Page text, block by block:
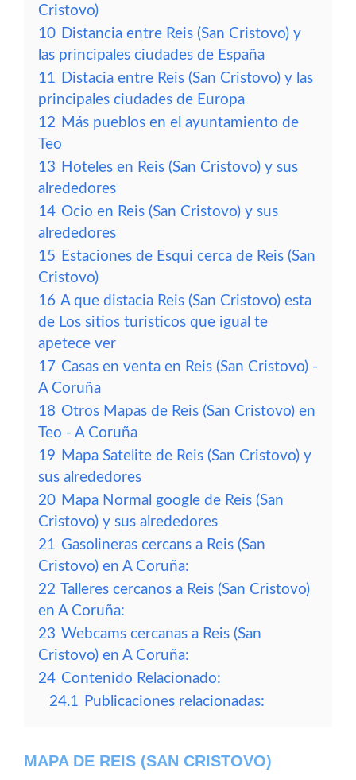
Cristovo)
10 Distancia entre Reis (San Cristovo) y
las principales ciudades de España
11 Distacia entre Reis (San Cristovo) y las
principales ciudades de Europa
12 Más pueblos en el ayuntamiento de
Teo
13 Hoteles en Reis (San Cristovo) y sus
alrededores
14 Ocio en Reis (San Cristovo) y sus
alrededores
15 Estaciones de Esqui cerca de Reis (San
Cristovo)
16 A que distacia Reis (San Cristovo) esta
de Los sitios turisticos que igual te
apetece ver
17 Casas en venta en Reis (San Cristovo) -
A Coruña
18 Otros Mapas de Reis (San Cristovo) en
Teo - A Coruña
19 Mapa Satelite de Reis (San Cristovo) y
sus alrededores
20 Mapa Normal google de Reis (San
Cristovo) y sus alrededores
21 Gasolineras cercans a Reis (San
Cristovo) en A Coruña:
22 Talleres cercanos a Reis (San Cristovo)
en A Coruña:
23 Webcams cercanas a Reis (San
Cristovo) en A Coruña:
24 Contenido Relacionado:
24.1 Publicaciones relacionadas:
MAPA DE REIS (SAN CRISTOVO)